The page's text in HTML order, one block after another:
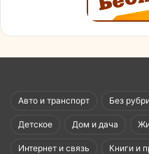
Авто и транспорт Без
Детское Дом и дача
Интернет и связь Книги и